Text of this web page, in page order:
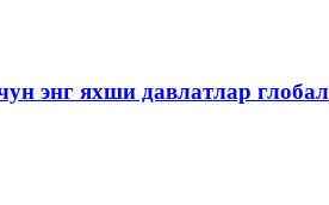
энг яхши давлатлар